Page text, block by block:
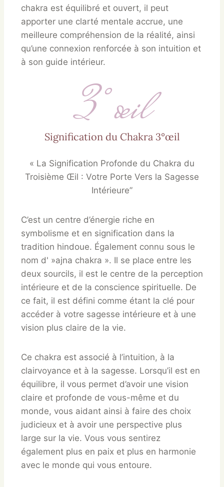
chakra est équilibré et ouvert, il peut
apporter une clarté mentale accrue, une
meilleure compréhension de la réalité, ainsi
qu’une connexion renforcée à son intuition et
à son guide intérieur.
3°œil
Signification du Chakra 3°œil
« La Signification Profonde du Chakra du
Troisième Œil : Votre Porte Vers la Sagesse
Intérieure”
C’est un centre d’énergie riche en
symbolisme et en signification dans la
tradition hindoue. Également connu sous le
nom d' »ajna chakra ». Il se place entre les
deux sourcils, il est le centre de la perception
intérieure et de la conscience spirituelle. De
ce fait, il est défini comme étant la clé pour
accéder à votre sagesse intérieure et à une
vision plus claire de la vie.
Ce chakra est associé à l’intuition, à la
clairvoyance et à la sagesse. Lorsqu’il est en
équilibre, il vous permet d’avoir une vision
claire et profonde de vous-même et du
monde, vous aidant ainsi à faire des choix
judicieux et à avoir une perspective plus
large sur la vie. Vous vous sentirez
également plus en paix et plus en harmonie
avec le monde qui vous entoure.